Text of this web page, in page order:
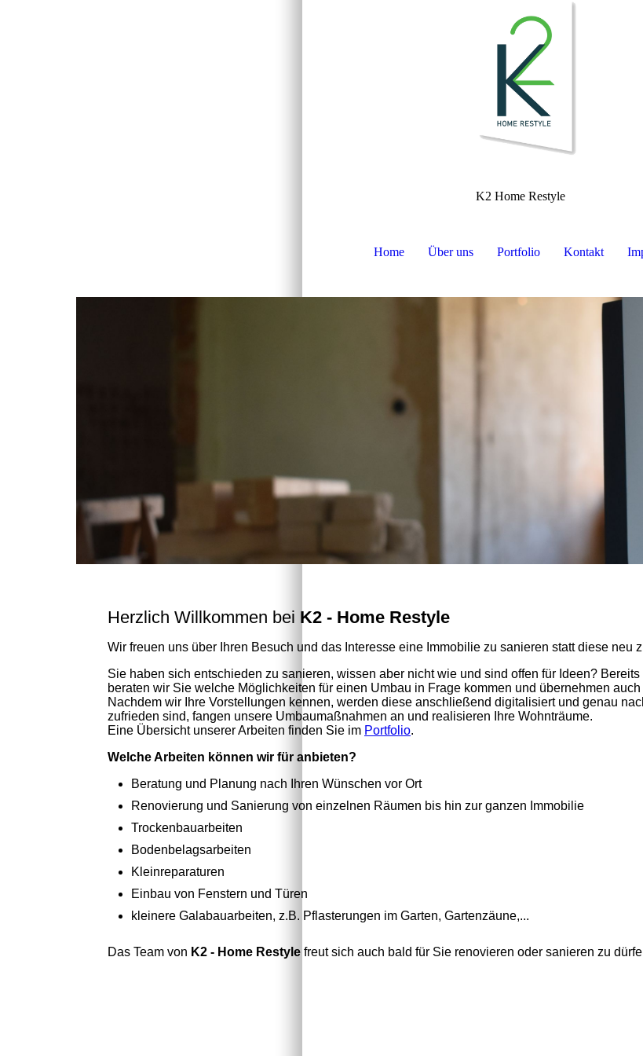
K2 Home Restyle
Home Über uns Portfolio Kontakt
Herzlich Willkommen bei K2 - Home Restyle
Wir freuen uns über Ihren Besuch und das Interesse eine Immobilie zu sanieren statt diese neu
Sie haben sich entschieden zu sanieren, wissen aber nicht wie und sind offen für Ideen?
beraten wir Sie welche Möglichkeiten für einen Umbau in Frage kommen und übernehmen
Nachdem wir Ihre Vorstellungen kennen, werden diese anschließend digitalisiert und genau
zufrieden sind, fangen unsere Umbaumaßnahmen an und realisieren Ihre Wohnträume.
Eine Übersicht unserer Arbeiten finden Sie im Portfolio.
Welche Arbeiten können wir für anbieten?
Beratung und Planung nach Ihren Wünschen vor Ort
Renovierung und Sanierung von einzelnen Räumen bis hin zur ganzen Immobilie
Trockenbauarbeiten
Bodenbelagsarbeiten
Kleinreparaturen
Einbau von Fenstern und Türen
kleinere Galabauarbeiten, z.B. Pflasterungen im Garten, Gartenzäune,...
Das Team von K2 - Home Restyle freut sich auch bald für Sie renovieren oder sanieren zu